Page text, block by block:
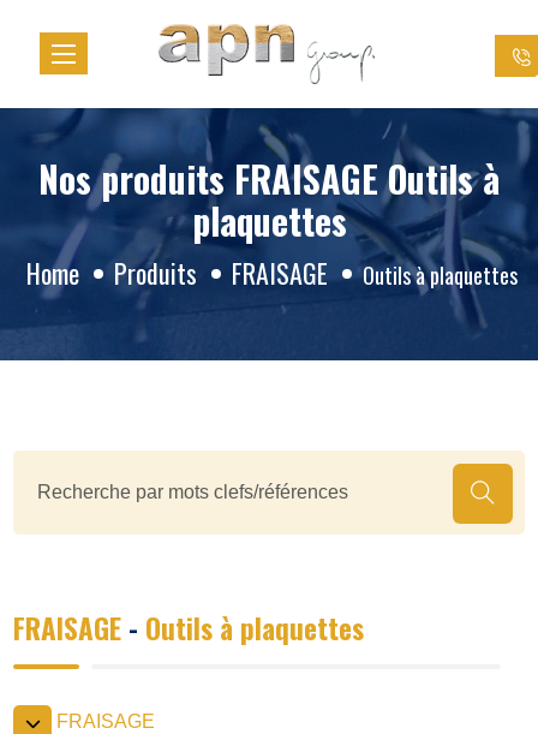
Nos produits FRAISAGE Outils à
plaquettes
Home Produits FRAISAGE Outils à plaquettes
FRAISAGE - Outils à plaquettes
FRAISAGE